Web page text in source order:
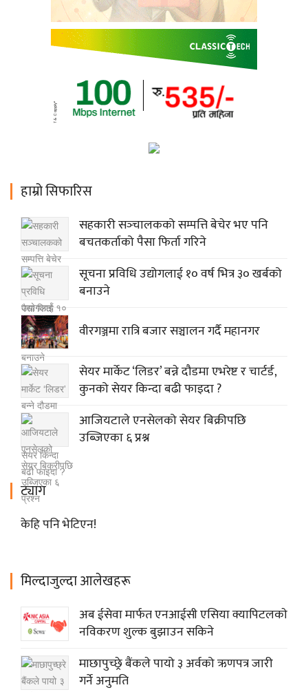
हाम्रो सिफारिस
सहकारी सञ्‍चालकको सम्पत्ति बेचेर भए पनि
बचतकर्ताको पैसा फिर्ता गरिने
सूचना प्रविधि उद्योगलाई १० वर्ष भित्र ३० खर्बको
बनाउने
वीरगञ्जमा रात्रि बजार सञ्चालन गर्दै महानगर
सेयर मार्केट ‘लिडर’ बन्ने दौडमा एभरेष्ट र चार्टर्ड,
कुनको सेयर किन्दा बढी फाइदा ?
आजियटाले एनसेलको सेयर बिक्रीपछि
उब्जिएका ६ प्रश्न
ट्याग
केहि पनि भेटिएन!
मिल्दाजुल्दा आलेखहरू
अब ईसेवा मार्फत एनआईसी एसिया क्यापिटलकाे
नविकरण शुल्क बुझाउन सकिने
माछापुच्छ्रे बैंकले पायो ३ अर्वको ऋणपत्र जारी
गर्ने अनुमति